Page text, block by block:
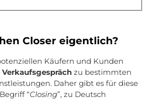
Closer eigentlich?
Käufern und Kunden
zu bestimmten
Daher gibt es für diese
“Closing”, zu Deutsch